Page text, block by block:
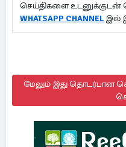
செய்திகளை உடனுக்குடன்
WHATSAPP CHANNEL இல்
மேலும் இது தொடர்பான